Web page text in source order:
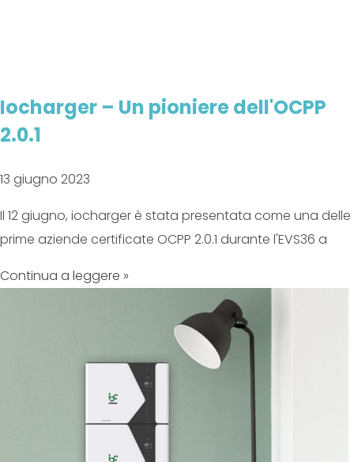
Iocharger – Un pioniere dell'OCPP
2.0.1
13 giugno 2023
Il 12 giugno, iocharger è stata presentata come una delle
prime aziende certificate OCPP 2.0.1 durante l'EVS36 a
Continua a leggere »